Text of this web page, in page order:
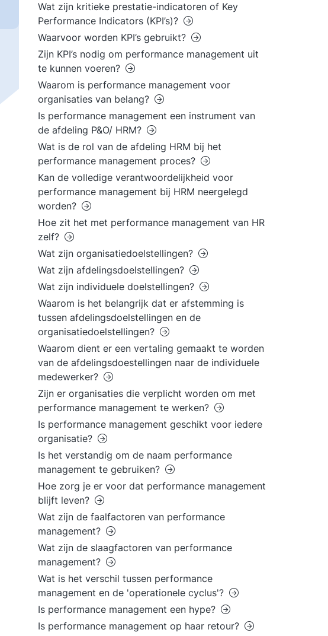
Wat zijn kritieke prestatie-indicatoren of Key
Performance Indicators (KPI’s)?
Waarvoor worden KPI’s gebruikt?
Zijn KPI’s nodig om performance management uit
te kunnen voeren?
Waarom is performance management voor
organisaties van belang?
Is performance management een instrument van
de afdeling P&O/ HRM?
Wat is de rol van de afdeling HRM bij het
performance management proces?
Kan de volledige verantwoordelijkheid voor
performance management bij HRM neergelegd
worden?
Hoe zit het met performance management van HR
zelf?
Wat zijn organisatiedoelstellingen?
Wat zijn afdelingsdoelstellingen?
Wat zijn individuele doelstellingen?
Waarom is het belangrijk dat er afstemming is
tussen afdelingsdoelstellingen en de
organisatiedoelstellingen?
Waarom dient er een vertaling gemaakt te worden
van de afdelingsdoestellingen naar de individuele
medewerker?
Zijn er organisaties die verplicht worden om met
performance management te werken?
Is performance management geschikt voor iedere
organisatie?
Is het verstandig om de naam performance
management te gebruiken?
Hoe zorg je er voor dat performance management
blijft leven?
Wat zijn de faalfactoren van performance
management?
Wat zijn de slaagfactoren van performance
management?
Wat is het verschil tussen performance
management en de 'operationele cyclus'?
Is performance management een hype?
Is performance management op haar retour?